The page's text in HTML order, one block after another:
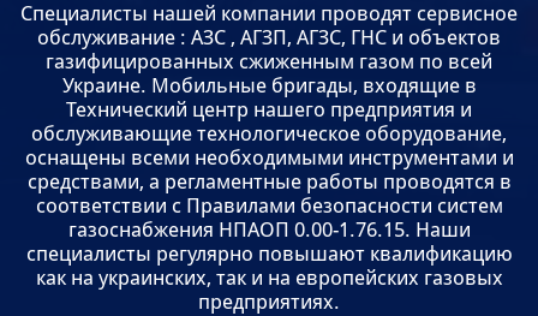
Специалисты нашей компании проводят сервисное
обслуживание : АЗС , АГЗП, АГЗС, ГНС и объектов
газифицированных сжиженным газом по всей
Украине. Мобильные бригады, входящие в
Технический центр нашего предприятия и
обслуживающие технологическое оборудование,
оснащены всеми необходимыми инструментами и
средствами, а регламентные работы проводятся в
соответствии с Правилами безопасности систем
газоснабжения НПАОП 0.00-1.76.15. Наши
специалисты регулярно повышают квалификацию
как на украинских, так и на европейских газовых
предприятиях.